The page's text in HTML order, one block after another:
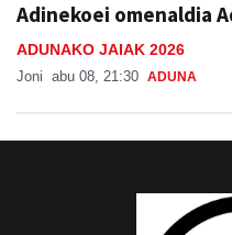
Adinekoei omenaldia
ADUNAKO JAIAK 2026
Joni abu 08, 21:30 ADUNA